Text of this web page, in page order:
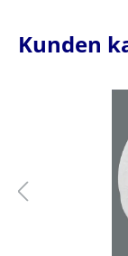
Kunden